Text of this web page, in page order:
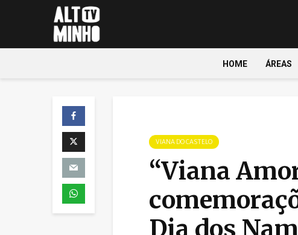
HOME ÁREAS
VIANA DO CASTELO
“Viana
Dia dos